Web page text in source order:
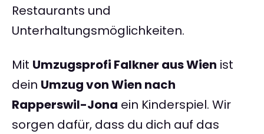
Restaurants und
Unterhaltungsmöglichkeiten.
Mit Umzugsprofi Falkner aus Wien ist
dein Umzug von Wien nach
Rapperswil-Jona ein Kinderspiel. Wir
sorgen dafür, dass du dich auf das